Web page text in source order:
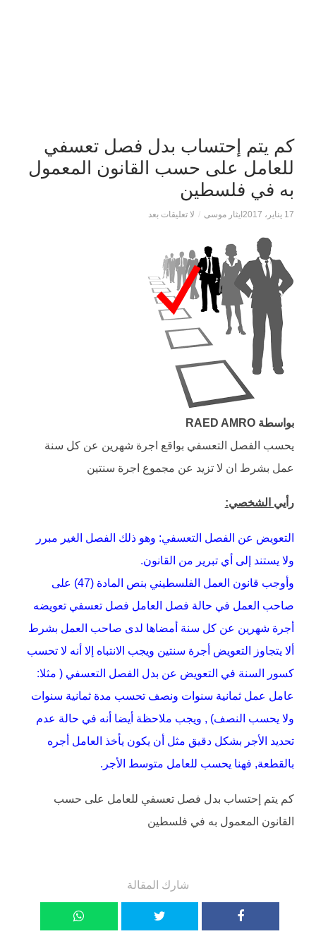
كم يتم إحتساب بدل فصل تعسفي
للعامل على حسب القانون المعمول
به في فلسطين
17 يناير، 2017 ايثار موسى / لا تعليقات بعد
بواسطة RAED AMRO
يحسب الفصل التعسفي بواقع اجرة شهرين عن كل سنة
عمل بشرط ان لا تزيد عن مجموع اجرة سنتين
رأيي الشخصي:
التعويض عن الفصل التعسفي: وهو ذلك الفصل الغير مبرر
ولا يستند إلى أي تبرير من القانون.
وأوجب قانون العمل الفلسطيني بنص المادة (47) على
صاحب العمل في حالة فصل العامل فصل تعسفي تعويضه
أجرة شهرين عن كل سنة أمضاها لدى صاحب العمل بشرط
ألا يتجاوز التعويض أجرة سنتين ويجب الانتباه إلا أنه لا تحسب
كسور السنة في التعويض عن بدل الفصل التعسفي ( مثلا:
عامل عمل ثمانية سنوات ونصف تحسب مدة ثمانية سنوات
ولا يحسب النصف) , ويجب ملاحظة أيضا أنه في حالة عدم
تحديد الأجر بشكل دقيق مثل أن يكون يأخذ العامل أجره
بالقطعة, فهنا يحسب للعامل متوسط الأجر.
كم يتم إحتساب بدل فصل تعسفي للعامل على حسب
القانون المعمول به في فلسطين
شارك المقالة